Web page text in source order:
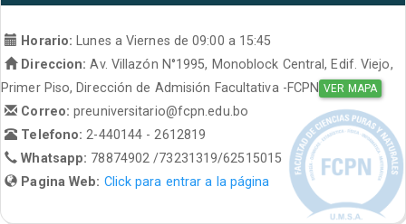
Horario:
Lunes a Viernes de 09:00 a 15:45
Direccion: Av. Villazón N°1995, Monoblock Central, Edif. Viejo,
Primer Piso, Dirección de Admisión Facultativa -FCPN VER MAPA
Correo:preuniversitario@fcpn.edu.bo
Telefono: 2-440144 - 2612819
Whatsapp: 78874902 /73231319/62515015
Pagina Web: Click para entrar a la página